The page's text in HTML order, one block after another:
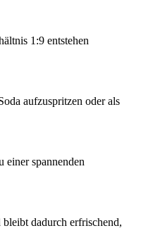
1:9 entstehen
aufzuspritzen oder als
spannenden
dadurch erfrischend,